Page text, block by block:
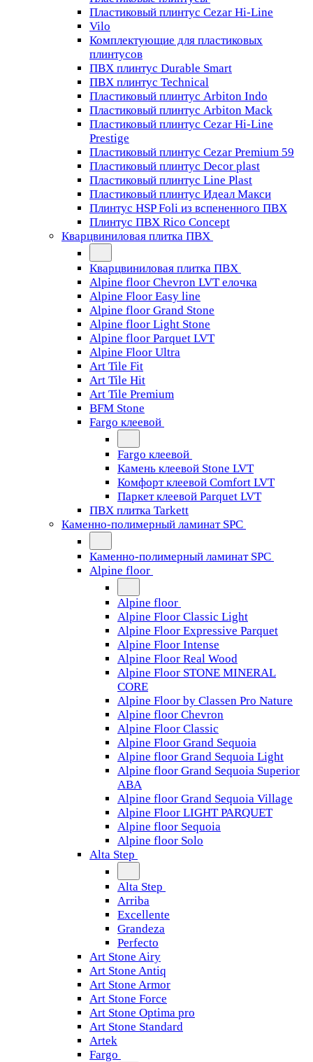
Пластиковый плинтус Cezar Hi-Line
Vilo
Комплектующие для пластиковых
плинтусов
ПВХ плинтус Durable Smart
ПВХ плинтус Technical
Пластиковый плинтус Arbiton Indo
Пластиковый плинтус Arbiton Mack
Пластиковый плинтус Cezar Hi-Line
Prestige
Пластиковый плинтус Cezar Premium 59
Пластиковый плинтус Decor plast
Пластиковый плинтус Line Plast
Пластиковый плинтус Идеал Макси
Плинтус HSP Foli из вспененного ПВХ
Плинтус ПВХ Rico Concept
Кварцвиниловая плитка ПВХ
Кварцвиниловая плитка ПВХ
Alpine floor Chevron LVT елочка
Alpine Floor Easy line
Alpine floor Grand Stone
Alpine floor Light Stone
Alpine floor Parquet LVT
Alpine Floor Ultra
Art Tile Fit
Art Tile Hit
Art Tile Premium
BFM Stone
Fargo клеевой
Fargo клеевой
Камень клеевой Stone LVT
Комфорт клеевой Comfort LVT
Паркет клеевой Parquet LVT
ПВХ плитка Tarkett
Каменно-полимерный ламинат SPC
Каменно-полимерный ламинат SPC
Alpine floor
Alpine floor
Alpine Floor Classic Light
Alpine Floor Expressive Parquet
Alpine Floor Intense
Alpine Floor Real Wood
Alpine Floor STONE MINERAL
CORE
Alpine Floor by Classen Pro Nature
Alpine floor Chevron
Alpine Floor Classic
Alpine Floor Grand Sequoia
Alpine floor Grand Sequoia Light
Alpine floor Grand Sequoia Superior
ABA
Alpine floor Grand Sequoia Village
Alpine Floor LIGHT PARQUET
Alpine floor Sequoia
Alpine floor Solo
Alta Step
Alta Step
Arriba
Excellente
Grandeza
Perfecto
Art Stone Airy
Art Stone Antiq
Art Stone Armor
Art Stone Force
Art Stone Optima pro
Art Stone Standard
Artek
Fargo